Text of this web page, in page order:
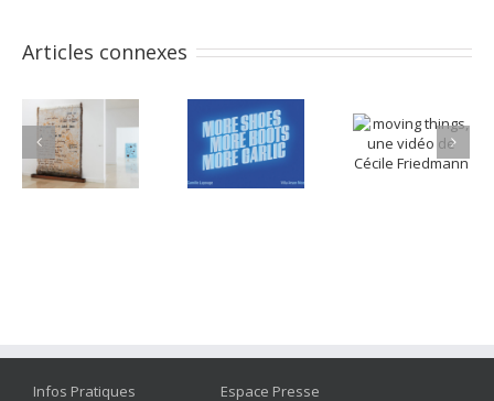
Articles connexes
Infos Pratiques Espace Presse